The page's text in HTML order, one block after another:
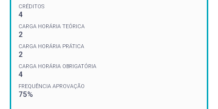
CRÉDITOS
4
CARGA HORÁRIA TEÓRICA
2
CARGA HORÁRIA PRÁTICA
2
CARGA HORÁRIA OBRIGATÓRIA
4
FREQUÊNCIA APROVAÇÃO
75%